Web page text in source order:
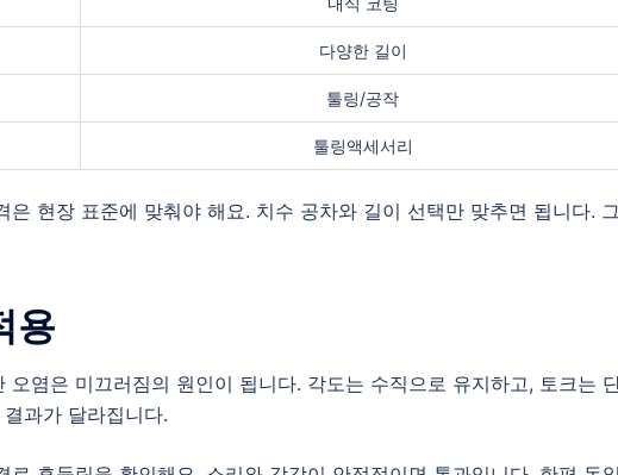
다양한 길이
툴링/공작
툴링액세서리
은 현장 표준에 맞춰야 해요. 치수 공차와 길이 선택만 맞추면 됩니다.
용
오염은 미끄러짐의 원인이 됩니다. 각도는 수직으로 유지하고, 토크는
과가 달라집니다.